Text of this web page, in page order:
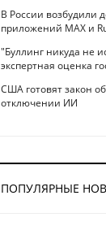
В России возбудили
приложений MAX и
"Буллинг никуда не
экспертная оценка
США готовят закон
отключении ИИ
ПОПУЛЯРНЫЕ